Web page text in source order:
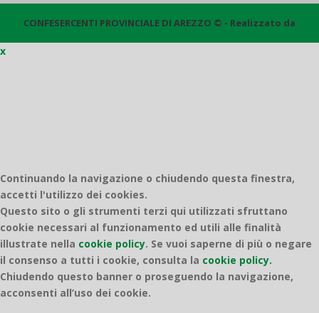
CONFESERCENTI PROVINCIALE DI AREZZO © - Realizzato da
x
Continuando la navigazione o chiudendo questa finestra,
accetti l'utilizzo dei cookies.
Questo sito o gli strumenti terzi qui utilizzati sfruttano
cookie necessari al funzionamento ed utili alle finalità
illustrate nella cookie policy. Se vuoi saperne di più o negare
il consenso a tutti i cookie, consulta la cookie policy.
Chiudendo questo banner o proseguendo la navigazione,
acconsenti all’uso dei cookie.